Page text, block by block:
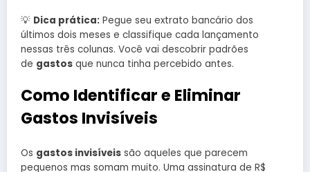
💡 Dica prática: Pegue seu extrato bancário dos
últimos dois meses e classifique cada lançamento
nessas três colunas. Você vai descobrir padrões
de gastos que nunca tinha percebido antes.
Como Identificar e Eliminar
Gastos Invisíveis
Os gastos invisíveis são aqueles que parecem
pequenos mas somam muito. Uma assinatura de R$